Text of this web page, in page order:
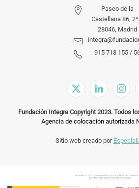
Paseo de la
Castellana 86,
28046, Madrid
915 713 155 /
Fundación Integra Copyright 2023. Todos
Agencia de colocación autorizada
Sitio web creado por